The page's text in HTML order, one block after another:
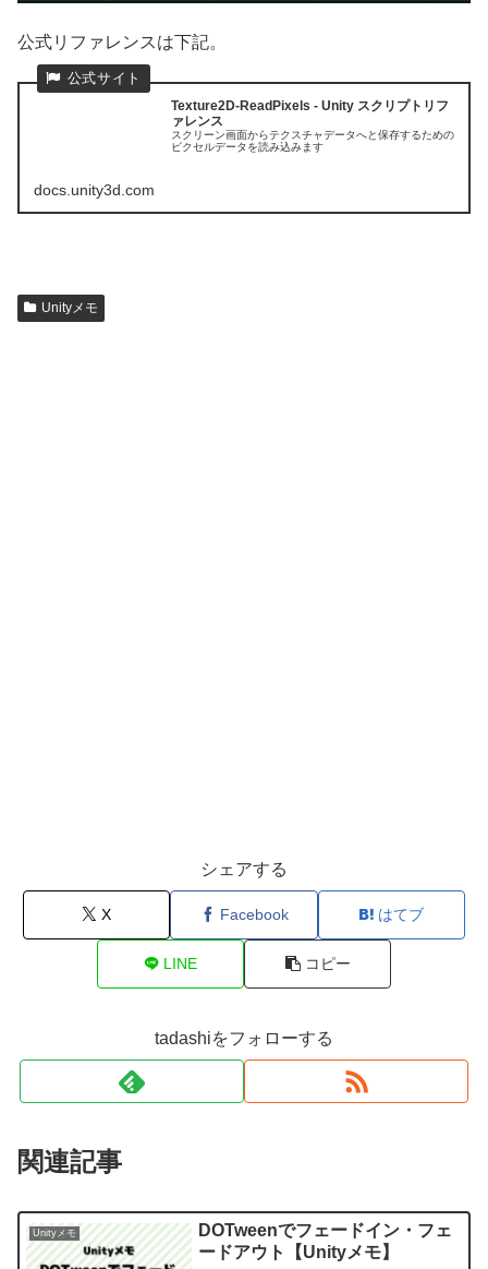
公式リファレンスは下記。
Texture2D-ReadPixels - Unity スクリプトリフ
ァレンス
スクリーン画面からテクスチャデータへと保存するための
ピクセルデータを読み込みます
docs.unity3d.com
Unityメモ
シェアする
X Facebook はてブ
LINE コピー
tadashiをフォローする
関連記事
Unityメモ
DOTweenでフェードイン・フェ
ードアウト【Unityメモ】